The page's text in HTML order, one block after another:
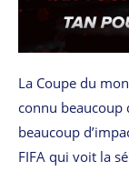
La Coupe du
connu beaucoup
beaucoup
FIFA qui voit la